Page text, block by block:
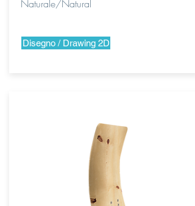
Naturale/Natural
Disegno / Drawing 2D